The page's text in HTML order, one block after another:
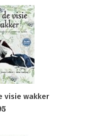
visie wakker